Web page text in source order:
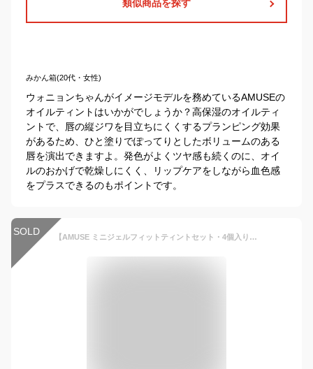
類似商品を探す
みかん箱(20代・女性)
ウォニョンちゃんがイメージモデルを務めているAMUSEの
オイルティントはいかがでしょうか？高保湿のオイルティ
ントで、唇の縦ジワを目立ちにくくするプランピング効果
があるため、ひと塗りでぽってりとしたボリュームのある
唇を演出できますよ。発色がよくツヤ感も続くのに、オイ
ルのおかげで乾燥しにくく、リップケアをしながら血色感
をプラスできるのもポイントです。
SOLD 【AMUSE ミニジェルフィットティントセット・4個入り】ミニジェルフィットティント4入セット 水感オイルティント アミューズ ティント リップグロス 口紅 リップ 粘膜リップ 韓国コスメ ウォニョン